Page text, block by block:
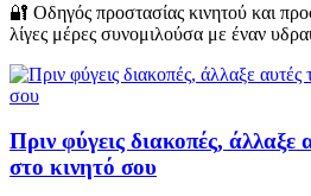
🔐 Οδηγός προστασίας κινητού και
λίγες μέρες συνομιλούσα με έναν
Πριν φύγεις διακοπές, άλλαξε
στο κινητό σου